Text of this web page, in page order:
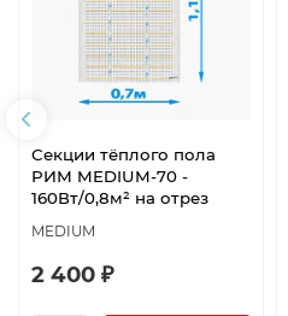
Секции тёплого пола
РИМ MEDIUM-70 -
160Вт/0,8м² на отрез
MEDIUM
2 400 ₽